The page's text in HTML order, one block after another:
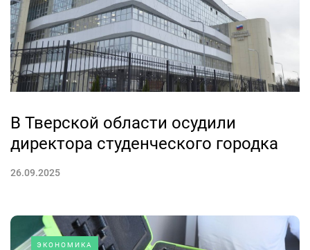
В Тверской области осудили
директора студенческого городка
26.09.2025
ЭКОНОМИКА